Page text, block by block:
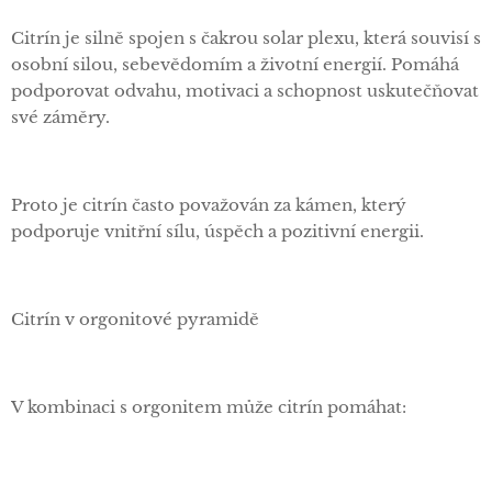
Citrín je silně spojen s čakrou solar plexu, která souvisí s
osobní silou, sebevědomím a životní energií. Pomáhá
podporovat odvahu, motivaci a schopnost uskutečňovat
své záměry.
Proto je citrín často považován za kámen, který
podporuje vnitřní sílu, úspěch a pozitivní energii.
Citrín v orgonitové pyramidě
V kombinaci s orgonitem může citrín pomáhat: